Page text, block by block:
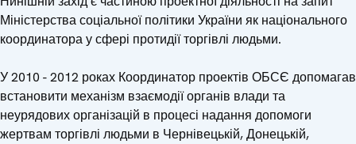
Міністерства соціальної політики України як національного
координатора у сфері протидії торгівлі людьми.
У 2010 - 2012 роках Координатор проектів ОБСЄ допомагав
встановити механізм взаємодії органів влади та
неурядових організацій в процесі надання допомоги
жертвам торгівлі людьми в Чернівецькій, Донецькій,